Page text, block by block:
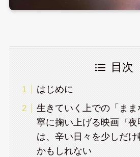
目次
はじめに
生きていく上での「ま
寧に掬い上げる映画『夜
は、辛い日々を少しだ
かもしれない